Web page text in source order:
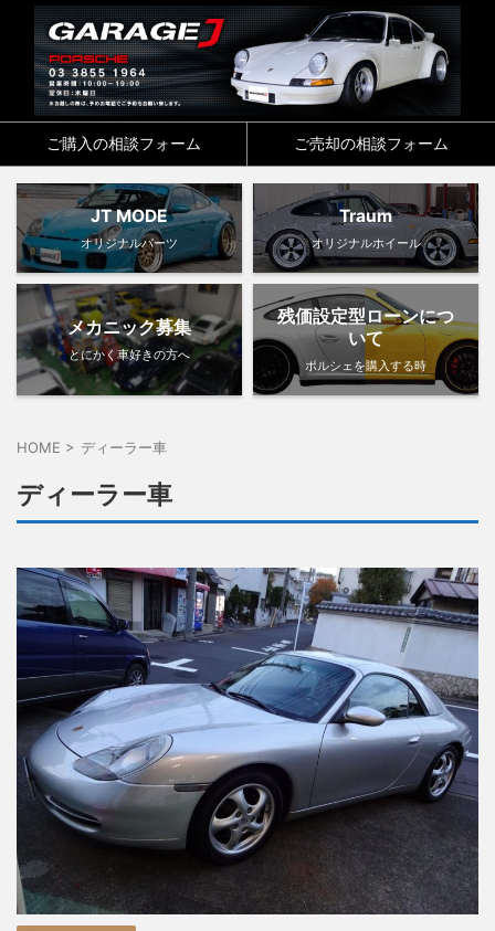
ご購入の相談フォーム ご売却の相談フォーム
JT MODE
オリジナルパーツ
Traum
オリジナルホイール
メカニック募集
とにかく車好きの方へ
残価設定型ローンにつ
いて
ポルシェを購入する時
HOME > ディーラー車
ディーラー車